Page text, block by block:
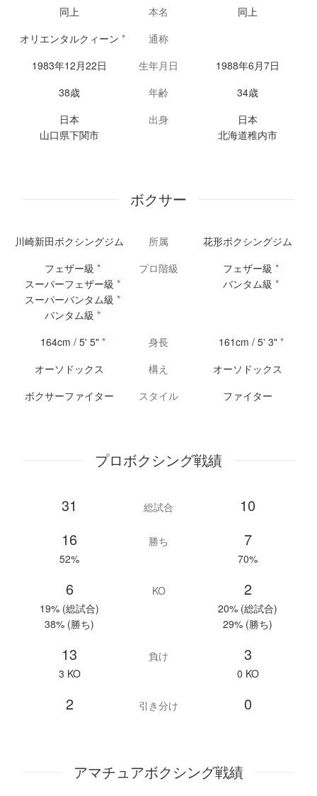
同上 本名
同上
オリエンタルクィーン *
通称
1983年12月22日
生年月日
1988年6月7日
38歳
年齢
34歳
日本
山口県下関市
出身
日本
北海道稚内市
ボクサー
川崎新田ボクシングジム 所属
花形ボクシングジム
フェザー級 *
スーパーフェザー級 *
スーパーバンタム級 *
バンタム級 *
プロ階級 フェザー級 *
バンタム級 *
164cm / 5' 5" * 身長 161cm / 5' 3" *
オーソドックス
構え
オーソドックス
ボクサーファイター
スタイル ファイター
プロボクシング戦績
31 総試合
10
16
52%
勝ち 7
70%
6
19% (総試合)
38% (勝ち)
KO 2
20% (総試合)
29% (勝ち)
13
3 KO
負け 3
0 KO
2 引き分け 0
アマチュアボクシング戦績